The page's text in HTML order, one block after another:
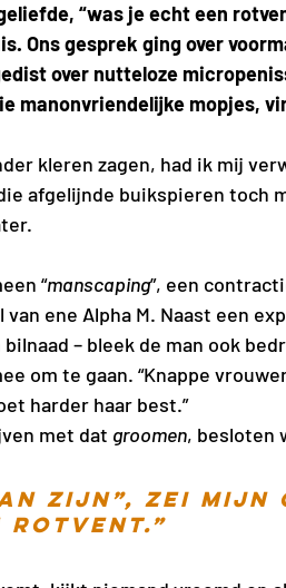
Louisa Bogaerts
“was je echt een
Ons gesprek ging over
over nutteloze
manonvriendelijke mopjes,
kleren zagen, had ik mij
afgelijnde buikspieren toch
“
manscaping”, een
ene Alpha M. Naast een
– bleek de man ook
om te gaan. “Knappe
harder haar best.”
met dat groomen, besloten
zijn”, zei mijn
rotvent.”